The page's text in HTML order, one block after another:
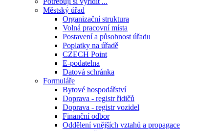
Městský úřad
Organizační struktura
Volná pracovní místa
Postavení a působnost úřadu
Poplatky na úřadě
CZECH Point
E-podatelna
Datová schránka
Formuláře
Bytové hospodářství
Doprava - registr řidičů
Doprava - registr vozidel
Finanční odbor
Oddělení vnějších vztahů a propagace